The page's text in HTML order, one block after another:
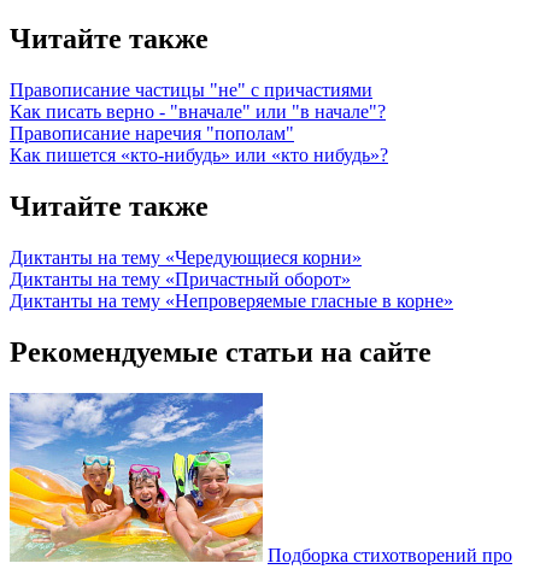
Читайте также
Правописание частицы "не" с причастиями
Как писать верно - "вначале" или "в начале"?
Правописание наречия "пополам"
Как пишется «кто-нибудь» или «кто нибудь»?
Читайте также
Диктанты на тему «Чередующиеся корни»
Диктанты на тему «Причастный оборот»
Диктанты на тему «Непроверяемые гласные в корне»
Рекомендуемые статьи на сайте
Подборка стихотворений про